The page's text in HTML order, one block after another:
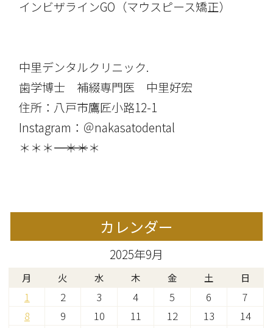
インビザラインGO（マウスピース矯正）
中里デンタルクリニック.
歯学博士 補綴専門医 中里好宏
住所：八戸市鷹匠小路12-1
Instagram：＠nakasatodental
＊＊＊――――――――――――――――＊＊＊
カレンダー
2025年9月
月 火 水 木 金 土 日
1 2 3 4 5 6
7
8
9 10 11 12 13
14